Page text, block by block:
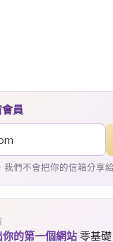
員
們不會把你的信箱分享
的第一個網站 零基礎